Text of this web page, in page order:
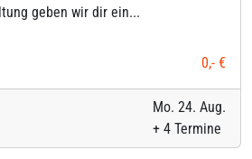
geben wir dir ein...
0,- €
Mo. 24. Aug.
+ 4 Termine